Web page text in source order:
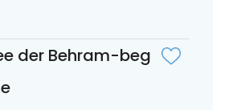
der Behram-beg